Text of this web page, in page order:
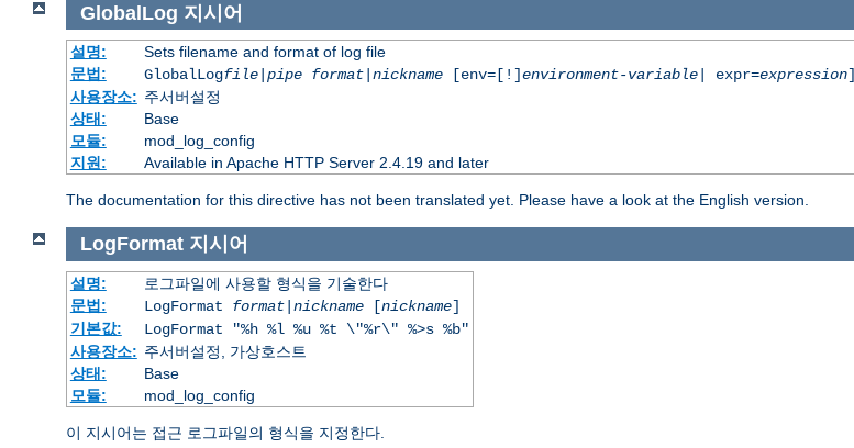
GlobalLog 지시어
설명:
Sets filename and format of log file
문법:
GlobalLogfile| pipe format| nickname[env=[!]environment-variable| expr=expression]
사용장소: 주서버설정
상태:
Base
모듈:
mod_log_config
지원:
Available in Apache HTTP Server 2.4.19 and later
The documentation for this directive has not been translated yet. Please have a look at the English version.
LogFormat 지시어
설명:
로그파일에 사용할 형식을 기술한다
문법:
LogFormat format| nickname[nickname]
기본값:
LogFormat "%h %l %u %t \"%r\" %>s %b"
사용장소: 주서버설정, 가상호스트
상태:
Base
모듈:
mod_log_config
이 지시어는 접근 로그파일의 형식을 지정한다.